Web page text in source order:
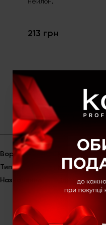
213 грн
Ворс
Тип Кисти для
Назначение Для румян